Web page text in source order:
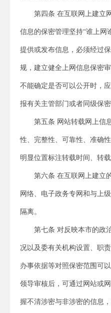
第四条 在互联网上建立
信息的保密管理坚持“谁上网
提供或发布信息，必须经过
规，建立健全上网信息保密
不能确定是否可以公开时，
报有关主管部门或者同级保密
第五条 网站转载网上信
性、完整性、可靠性、准确
明显位置标注转载时间、转
第六条 在互联网上建立
网络、电子政务专网和与上
隔离。
第七条 对反映本市的政
况以及委有关机构设置、职
办事依据等对照保密范围可
领导审核后，可通过网站或
握不清涉密与非涉密的信息